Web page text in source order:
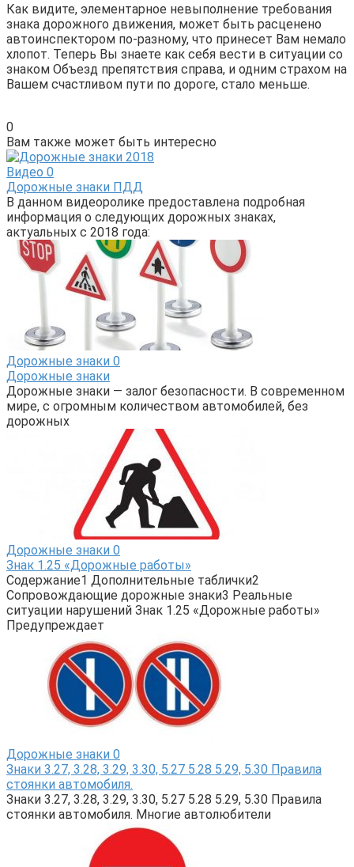
Как видите, элементарное невыполнение требования
знака дорожного движения, может быть расценено
автоинспектором по-разному, что принесет Вам немало
хлопот. Теперь Вы знаете как себя вести в ситуации со
знаком Объезд препятствия справа, и одним страхом на
Вашем счастливом пути по дороге, стало меньше.
0
Вам также может быть интересно
Видео 0
Дорожные знаки ПДД
В данном видеоролике предоставлена подробная
информация о следующих дорожных знаках,
актуальных с 2018 года:
Дорожные знаки 0
Дорожные знаки
Дорожные знаки — залог безопасности. В современном
мире, с огромным количеством автомобилей, без
дорожных
Дорожные знаки 0
Знак 1.25 «Дорожные работы»
Содержание1 Дополнительные таблички2
Сопровождающие дорожные знаки3 Реальные
ситуации нарушений Знак 1.25 «Дорожные работы»
Предупреждает
Дорожные знаки 0
Знаки 3.27, 3.28, 3.29, 3.30, 5.27 5.28 5.29, 5.30 Правила
стоянки автомобиля.
Знаки 3.27, 3.28, 3.29, 3.30, 5.27 5.28 5.29, 5.30 Правила
стоянки автомобиля. Многие автолюбители